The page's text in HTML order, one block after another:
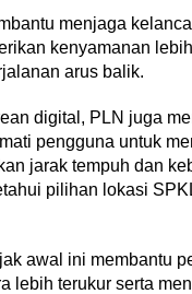
menjaga
kenyamanan
arus balik.
digital, PLN juga
pengguna untuk
jarak tempuh dan
pilihan lokasi
awal ini membantu
lebih terukur serta